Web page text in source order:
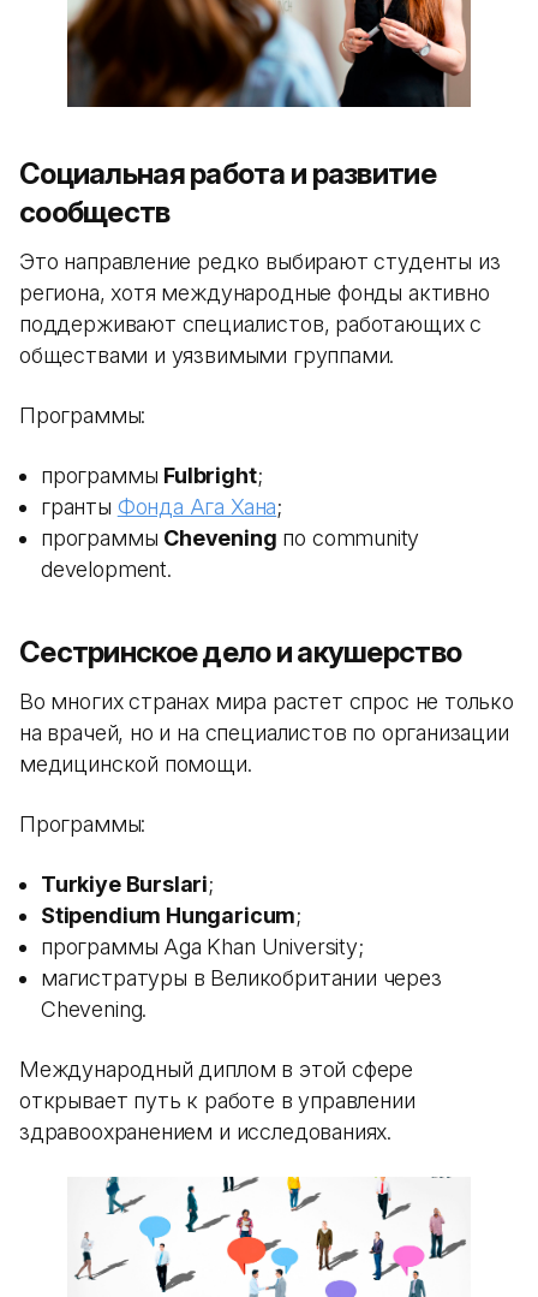
Социальная работа и развитие
сообществ
Это направление редко выбирают студенты из
региона, хотя международные фонды активно
поддерживают специалистов, работающих с
обществами и уязвимыми группами.
Программы:
программы Fulbright;
гранты Фонда Ага Хана;
программы Chevening по community
development.
Сестринское дело и акушерство
Во многих странах мира растет спрос не только
на врачей, но и на специалистов по организации
медицинской помощи.
Программы:
Turkiye Burslari;
Stipendium Hungaricum;
программы Aga Khan University;
магистратуры в Великобритании через
Chevening.
Международный диплом в этой сфере
открывает путь к работе в управлении
здравоохранением и исследованиях.